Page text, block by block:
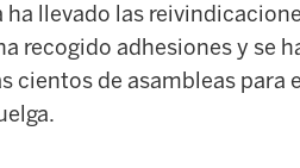
llevado las
recogido adhesiones y se
cientos de asambleas para